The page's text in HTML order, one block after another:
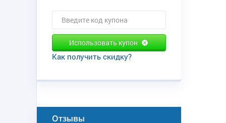
Использовать купон
Как получить скидку?
Отзывы